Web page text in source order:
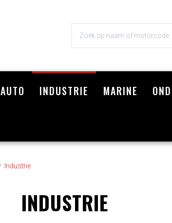
AUTO INDUSTRIE MARINE
Industrie
INDUSTRIE